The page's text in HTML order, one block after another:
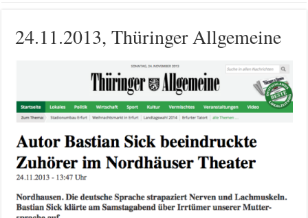
24.11.2013, Thüringer Allgemeine